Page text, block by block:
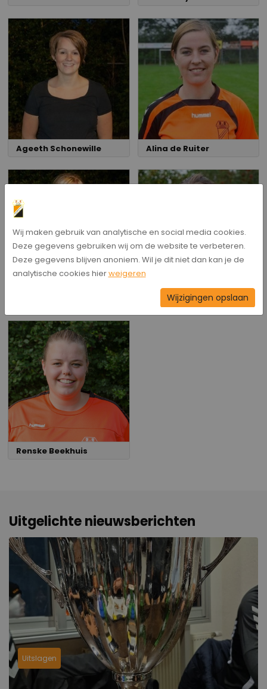
Ageeth Schonewille Alina de Ruiter
Nienke Koops-Slomp
Renske Beekhuis
Uitgelichte nieuwsberichten
Uitslagen
Wij maken gebruik van analytische en social media cookies.
Deze gegevens gebruiken wij om de website te verbeteren.
Deze gegevens blijven anoniem. Wil je dit niet dan kan je de
analytische cookies hierweigeren
Wijzigingen opslaan